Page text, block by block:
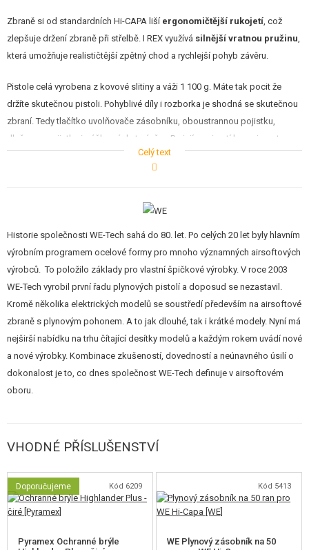
Zbraně si od standardních Hi-CAPA liší ergonomičtější rukojetí, což
zlepšuje držení zbraně při střelbě. I REX využívá silnější vratnou pružinu,
která umožňuje realističtější zpětný chod a rychlejší pohyb závěru.
Pistole celá vyrobena z kovové slitiny a váži 1 100 g. Máte tak pocit že
držíte skutečnou pistoli. Pohyblivé díly i rozborka je shodná se skutečnou
zbraní. Tedy tlačítko uvolňovače zásobníku, oboustrannou pojistku,
dlaňovou pojistku i páčka záchyt závěru. Po jejím vyjmutí lze sejmout
závěr a zbraň vyčistit. Závěr je nutné sejmout také pro seřízení Hop-Up
systému - otáčením drobného ozubeného kolečka na komoře.
Zadní hledí je výškově a stranově seřizovatelné. Spoušť je kovová
Silný dvouřadý zásobník má kapacitu 28 kuliček. Jedná se o plynovou
verzi, kdy se do zbraně plní stlačený plyn Green Gas. Na jedno naplnění je
teoreticky možné vystřílet celý zásobník kuliček. Při střelbě se závěr
prudce s kovovým klapnutím pohne dozadu a imituje tak reálný pohyb
závěru ostré zbraně. Po dostřílení všech ran zůstává závěr zachycen v
zadní poloze. Replika je schopna pracovat i na zásobníky na CO2
bombičky, které jsou nabízeny v kategorii zásobníky, nebo v příslušenství
níže.
jakýkoliv tlumič.
Tyto plynové zbraně se svou konstrukcí velmi podobají reálným a kromě
rozborky se také musí čistit a mazat.
CNCodlehčený závěr a rám
Zadní mířidlo nastavitelné
Celý text
Historie společnosti WE-Tech sahá do 80. let. Po celých 20 let byly hlavním
výrobním programem ocelové formy pro mnoho významných airsoftových
výrobců. To položilo základy pro vlastní špičkové výrobky. V roce 2003
WE-Tech vyrobil první řadu plynových pistolí a doposud se nezastavil.
Kromě několika elektrických modelů se soustředí především na airsoftové
zbraně s plynovým pohonem. A to jak dlouhé, tak i krátké modely. Nyní má
nejširší nabídku na trhu čítající desítky modelů a každým rokem uvádí nové
a nové výrobky. Kombinace zkušeností, dovedností a neúnavného úsilí o
dokonalost je to, co dnes společnost WE-Tech definuje v airsoftovém
oboru.
VHODNÉ PŘÍSLUŠENSTVÍ
Doporučujeme Kód 6209
Pyramex Ochranné brýle
Kód 5413
WE Plynový zásobník na 50